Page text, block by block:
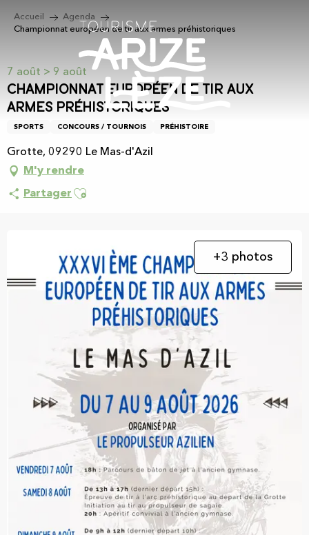
Accueil
Agenda
Championnat européen de tir aux armes préhistoriques
7 août > 9 août
Championnat européen de tir aux
armes préhistoriques
SPORTS CONCOURS / TOURNOIS PRÉHISTOIRE
Grotte, 09290 Le Mas-d'Azil
M'y rendre
Partager Ajouter aux favoris
+3 photos